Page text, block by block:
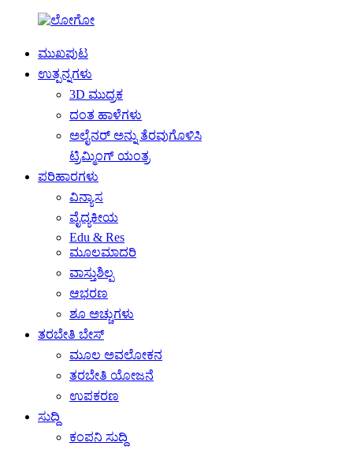
ಮುಖಪುಟ
ಉತ್ಪನ್ನಗಳು
3D ಮುದ್ರಕ
ದಂತ ಹಾಳೆಗಳು
ಅಲೈನರ್ ಅನ್ನು ತೆರವುಗೊಳಿಸಿ
ಟ್ರಿಮ್ಮಿಂಗ್ ಯಂತ್ರ
ಪರಿಹಾರಗಳು
ವಿನ್ಯಾಸ
ವೈದ್ಯಕೀಯ
Edu & Res
ಮೂಲಮಾದರಿ
ವಾಸ್ತುಶಿಲ್ಪ
ಆಭರಣ
ಶೂ ಅಚ್ಚುಗಳು
ತರಬೇತಿ ಬೇಸ್
ಮೂಲ ಅವಲೋಕನ
ತರಬೇತಿ ಯೋಜನೆ
ಉಪಕರಣ
ಸುದ್ದಿ
ಕಂಪನಿ ಸುದ್ದಿ